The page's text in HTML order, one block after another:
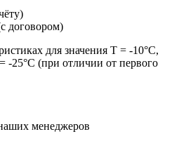
договором)
для значения T = -10°С,
-25°С (при отличии от первого
менеджеров